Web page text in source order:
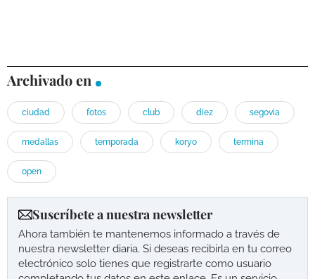
Archivado en
ciudad fotos club diez segovia
medallas temporada koryo termina
open
Suscríbete a nuestra newsletter
Ahora también te mantenemos informado a través de
nuestra newsletter diaria. Si deseas recibirla en tu correo
electrónico solo tienes que registrarte como usuario